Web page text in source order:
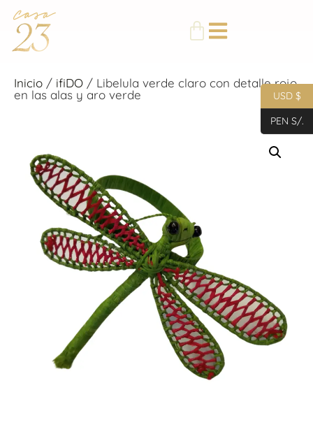
Inicio / ifiDO / Libelula verde claro con detalle rojo
en las alas y aro verde
USD $
PEN S/.